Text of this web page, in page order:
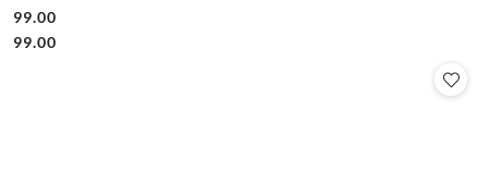
Cena:
99.00
Cena:
99.00